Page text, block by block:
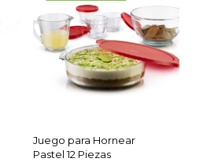
Juego para Hornear
Pastel 12 Piezas